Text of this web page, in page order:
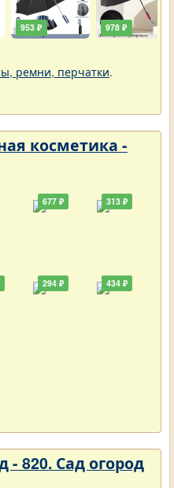
953 ₽ 978 ₽
ремни, перчатки.
косметика -
677 ₽
294 ₽
313 ₽
434 ₽
820. Сад огород